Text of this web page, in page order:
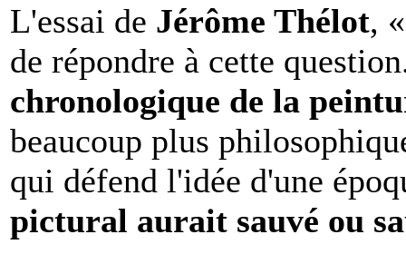
L'essai de Jérôme Thélot,
de répondre à cette
chronologique de la
beaucoup plus
qui défend l'idée d'une
pictural aurait sauvé ou